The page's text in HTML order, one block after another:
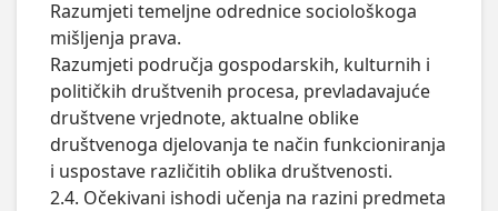
Razumjeti temeljne odrednice sociološkoga
mišljenja prava.
Razumjeti područja gospodarskih, kulturnih i
političkih društvenih procesa, prevladavajuće
društvene vrjednote, aktualne oblike
društvenoga djelovanja te način funkcioniranja
i uspostave različitih oblika društvenosti.
2.4. Očekivani ishodi učenja na razini predmeta